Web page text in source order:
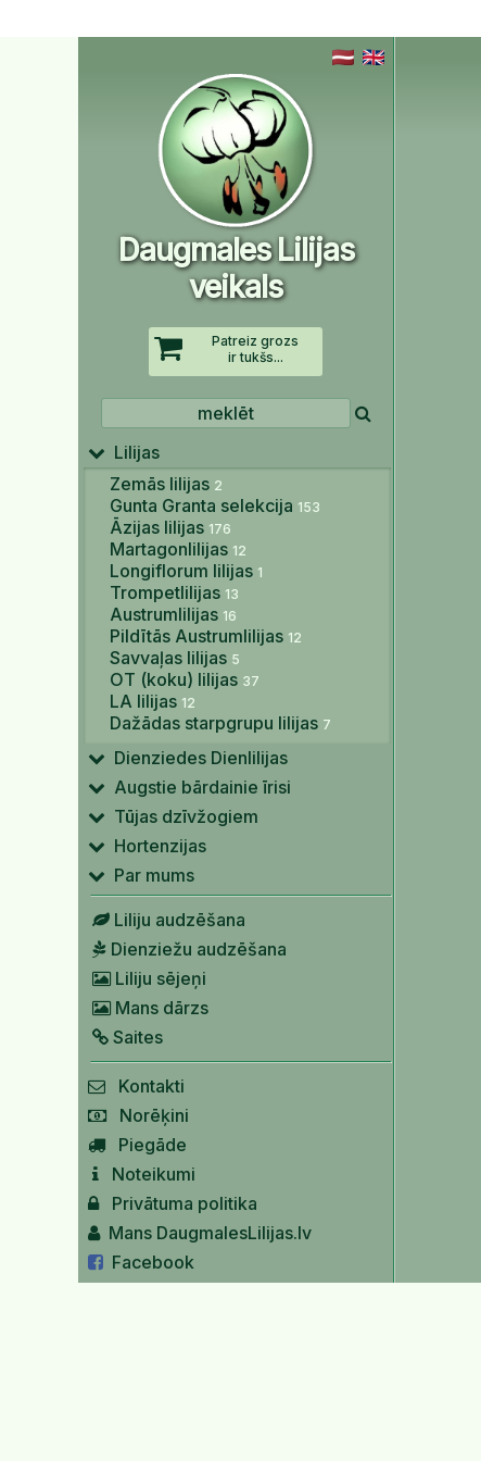
Daugmales Lilijas
veikals
Patreiz grozs
ir tukšs...
Lilijas
Zemās lilijas 2
Gunta Granta selekcija 153
Āzijas lilijas 176
Martagonlilijas 12
Longiflorum lilijas 1
Trompetlilijas 13
Austrumlilijas 16
Pildītās Austrumlilijas 12
Savvaļas lilijas 5
OT (koku) lilijas 37
LA lilijas 12
Dažādas starpgrupu lilijas 7
Dienziedes Dienlilijas
Augstie bārdainie īrisi
Tūjas dzīvžogiem
Hortenzijas
Par mums
Liliju audzēšana
Dienziežu audzēšana
Liliju sējeņi
Mans dārzs
Saites
Kontakti
Norēķini
Piegāde
Noteikumi
Privātuma politika
Mans DaugmalesLilijas.lv
Facebook